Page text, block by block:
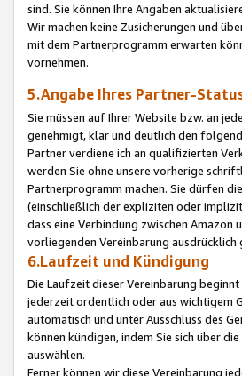
sind. Sie können Ihre Angaben
Wir machen keine Zusicherungen und
mit dem Partnerprogramm erwarten
vornehmen.
5.Angabe Ihres Partner-
Sie müssen auf Ihrer Website bzw. an
genehmigt, klar und deutlich den
Partner verdiene ich an qualifizierten
werden Sie ohne unsere vorherige
Partnerprogramm machen. Sie dürfen
(einschließlich der expliziten oder
dass eine Verbindung zwischen Amazon
vorliegenden Vereinbarung ausdrücklich
6.Laufzeit und Kündigung
Die Laufzeit dieser Vereinbarung
jederzeit ordentlich oder aus wichtigem
automatisch und unter Ausschluss des
können kündigen, indem Sie sich über
auswählen.
Ferner können wir diese Vereinbarung